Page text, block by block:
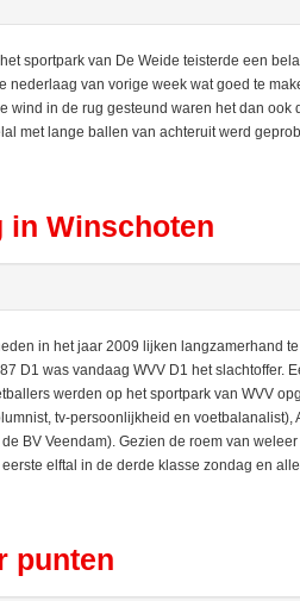
sportpark van De Weide teisterde een
van vorige week wat goed te
wind in de rug gesteund waren het dan ook
met lange ballen van achteruit werd
in Winschoten
in het jaar 2009 lijken langzamerhand
D1 was vandaag WVV D1 het slachtoffer.
werden op het sportpark van WVV
tv-persoonlijkheid en
BV Veendam). Gezien de roem van
elftal in de derde klasse zondag en
punten